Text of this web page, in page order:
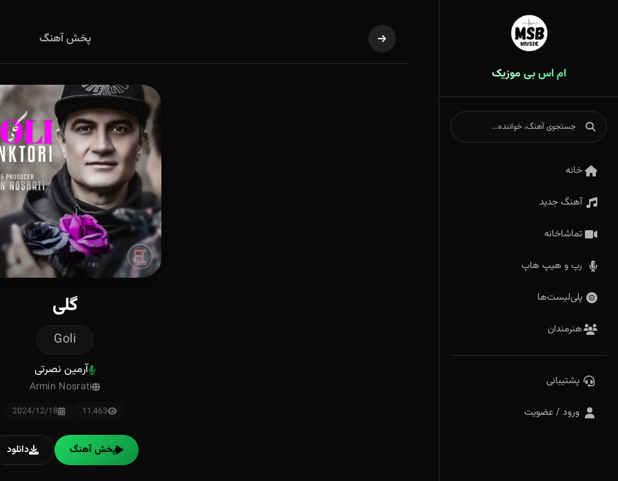
ام اس بی موزیک
خانه
آهنگ جدید
تماشاخانه
رپ و هیپ هاپ
پلی‌لیست‌ها
هنرمندان
پشتیبانی
ورود / عضویت
پخش آهنگ
گلی
Goli
آرمین نصرتی
Armin Nosrati
11,463
2024/12/18
پخش آهنگ دانلود